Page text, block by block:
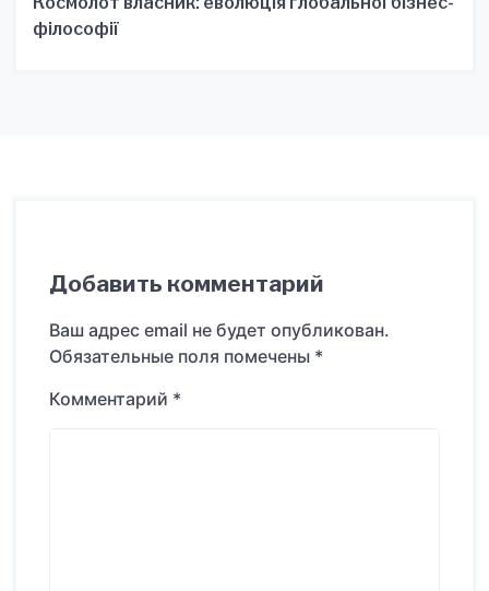
філософії
Добавить комментарий
Ваш адрес email не будет опубликован.
Обязательные поля помечены *
Комментарий *